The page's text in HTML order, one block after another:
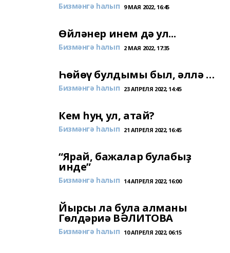
Бизмәнгә һалып 9 МАЯ 2022, 16:45
Өйләнер инем дә ул...
Бизмәнгә һалып 2 МАЯ 2022, 17:35
Һөйөү булдымы был, әллә …
Бизмәнгә һалып 23 АПРЕЛЯ 2022, 14:45
Кем һуң ул, атай?
Бизмәнгә һалып 21 АПРЕЛЯ 2022, 16:45
“Ярай, бажалар булабыҙ
инде”
Бизмәнгә һалып 14 АПРЕЛЯ 2022, 16:00
Йырсы ла була алманы
Гөлдәриә ВӘЛИТОВА
Бизмәнгә һалып 10 АПРЕЛЯ 2022, 06:15